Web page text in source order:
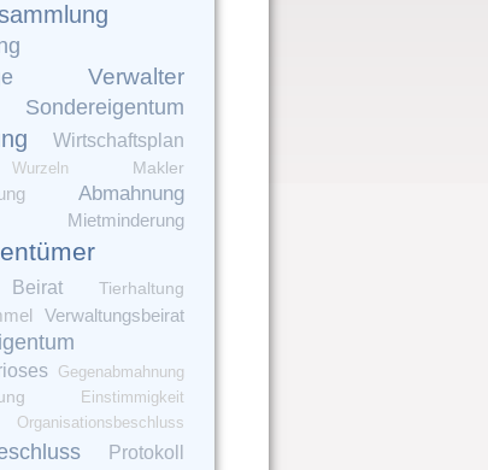
Verwalter
Sondereigentum
Wirtschaftsplan
Wurzeln
Makler
Abmahnung
Mietminderung
Beirat Tierhaltung
Verwaltungsbeirat
Gegenabmahnung
Einstimmigkeit
Organisationsbeschluss
Protokoll